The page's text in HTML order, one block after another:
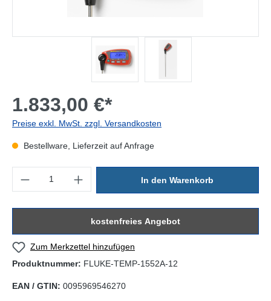
1.833,00 €*
Preise exkl. MwSt. zzgl. Versandkosten
Bestellware, Lieferzeit auf Anfrage
In den Warenkorb
kostenfreies Angebot
Zum Merkzettel hinzufügen
Produktnummer: FLUKE-TEMP-1552A-12
EAN / GTIN: 0095969546270